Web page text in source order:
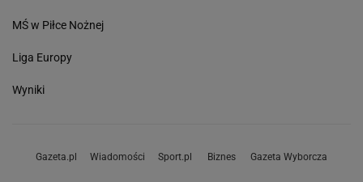
MŚ w Piłce Nożnej
Liga Europy
Wyniki
Gazeta.pl Wiadomości Sport.pl Biznes Gazeta Wyborcza